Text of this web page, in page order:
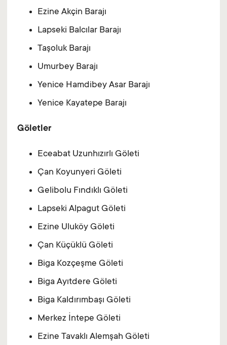
Ezine Akçin Barajı
Lapseki Balcılar Barajı
Taşoluk Barajı
Umurbey Barajı
Yenice Hamdibey Asar Barajı
Yenice Kayatepe Barajı
Göletler
Eceabat Uzunhızırlı Göleti
Çan Koyunyeri Göleti
Gelibolu Fındıklı Göleti
Lapseki Alpagut Göleti
Ezine Uluköy Göleti
Çan Küçüklü Göleti
Biga Kozçeşme Göleti
Biga Ayıtdere Göleti
Biga Kaldırımbaşı Göleti
Merkez İntepe Göleti
Ezine Tavaklı Alemşah Göleti